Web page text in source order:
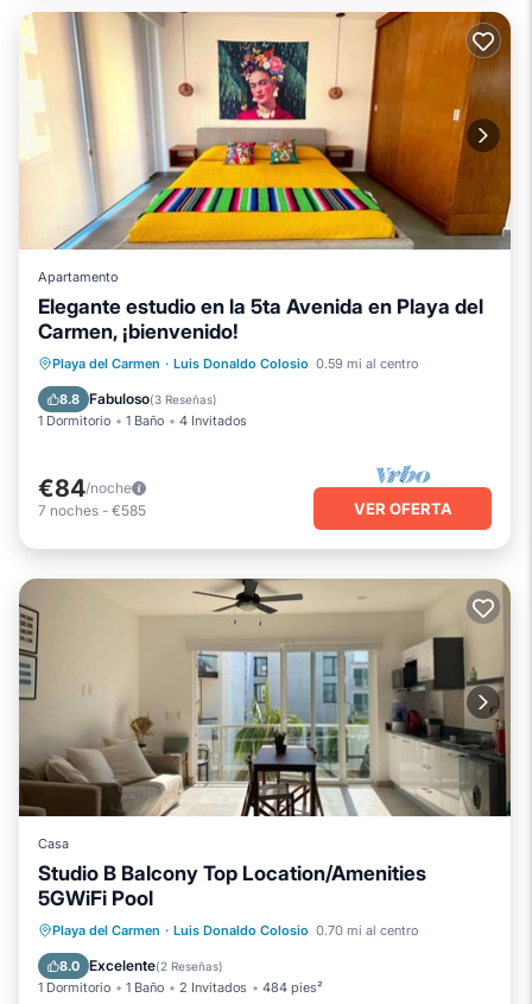
Apartamento
Elegante estudio en la 5ta Avenida en Playa del
Carmen, ¡bienvenido!
Playa del Carmen · Luis Donaldo Colosio 0.59 mi al centro
8.8 Fabuloso(3 Reseñas)
1 Dormitorio 1 Baño 4 Invitados
€84/noche
7 noches - €585 VER OFERTA
Casa
Studio B Balcony Top Location/Amenities
5GWiFi Pool
Playa del Carmen · Luis Donaldo Colosio 0.70 mi al centro
8.0 Excelente(2 Reseñas)
1 Dormitorio 1 Baño 2 Invitados 484 pies²
Frente al mar Aparcamiento
Piscina
Vista al mar